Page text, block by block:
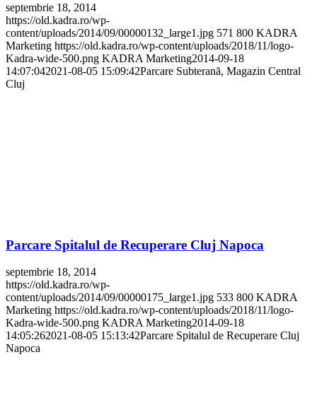
septembrie 18, 2014
https://old.kadra.ro/wp-
content/uploads/2014/09/00000132_large1.jpg 571 800 KADRA
Marketing https://old.kadra.ro/wp-content/uploads/2018/11/logo-
Kadra-wide-500.png KADRA Marketing2014-09-18
14:07:042021-08-05 15:09:42Parcare Subterană, Magazin Central
Cluj
Parcare Spitalul de Recuperare Cluj Napoca
septembrie 18, 2014
https://old.kadra.ro/wp-
content/uploads/2014/09/00000175_large1.jpg 533 800 KADRA
Marketing https://old.kadra.ro/wp-content/uploads/2018/11/logo-
Kadra-wide-500.png KADRA Marketing2014-09-18
14:05:262021-08-05 15:13:42Parcare Spitalul de Recuperare Cluj
Napoca